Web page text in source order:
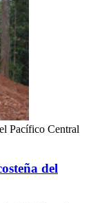
Pacífico Central
del